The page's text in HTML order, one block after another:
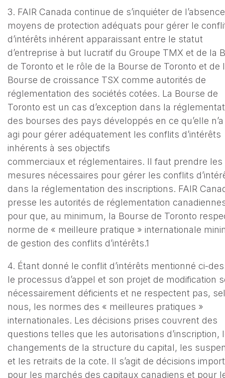
3. FAIR Canada continue de s’inquiéter de
moyens de protection adéquats pour gérer le
d’intérêts inhérent apparaissant entre le statut
d’entreprise à but lucratif du Groupe TMX et de la
de Toronto et le rôle de la Bourse de Toronto et de
Bourse de croissance TSX comme autorités de
réglementation des sociétés cotées. La Bourse de
Toronto est un cas d’exception dans la
des bourses des pays développés en ce qu’elle
agi pour gérer adéquatement les conflits d’intérêts
inhérents à ses objectifs
commerciaux et réglementaires. Il faut prendre les
mesures nécessaires pour gérer les conflits
dans la réglementation des inscriptions. FAIR
presse les autorités de réglementation
pour que, au minimum, la Bourse de Toronto
norme de « meilleure pratique » internationale
de gestion des conflits d’intérêts.1
4. Étant donné le conflit d’intérêts mentionné ci-
le processus d’appel et son projet de modification
nécessairement déficients et ne respectent pas,
nous, les normes des « meilleures pratiques »
internationales. Les décisions prises couvrent des
questions telles que les autorisations d’inscription,
changements de la structure du capital, les
et les retraits de la cote. Il s’agit de décisions
pour les marchés des capitaux canadiens et pour